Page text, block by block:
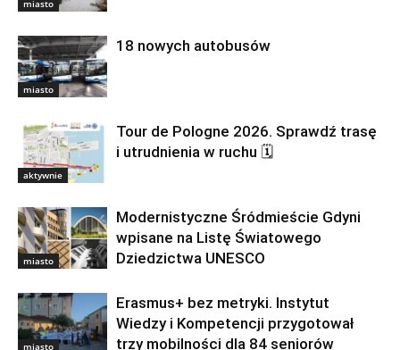
miasto
miasto
18 nowych autobusów
aktywnie
Tour de Pologne 2026. Sprawdź trasę
i utrudnienia w ruchu 🗓
miasto
Modernistyczne Śródmieście Gdyni
wpisane na Listę Światowego
Dziedzictwa UNESCO
miasto
Erasmus+ bez metryki. Instytut
Wiedzy i Kompetencji przygotował
trzy mobilności dla 84 seniorów